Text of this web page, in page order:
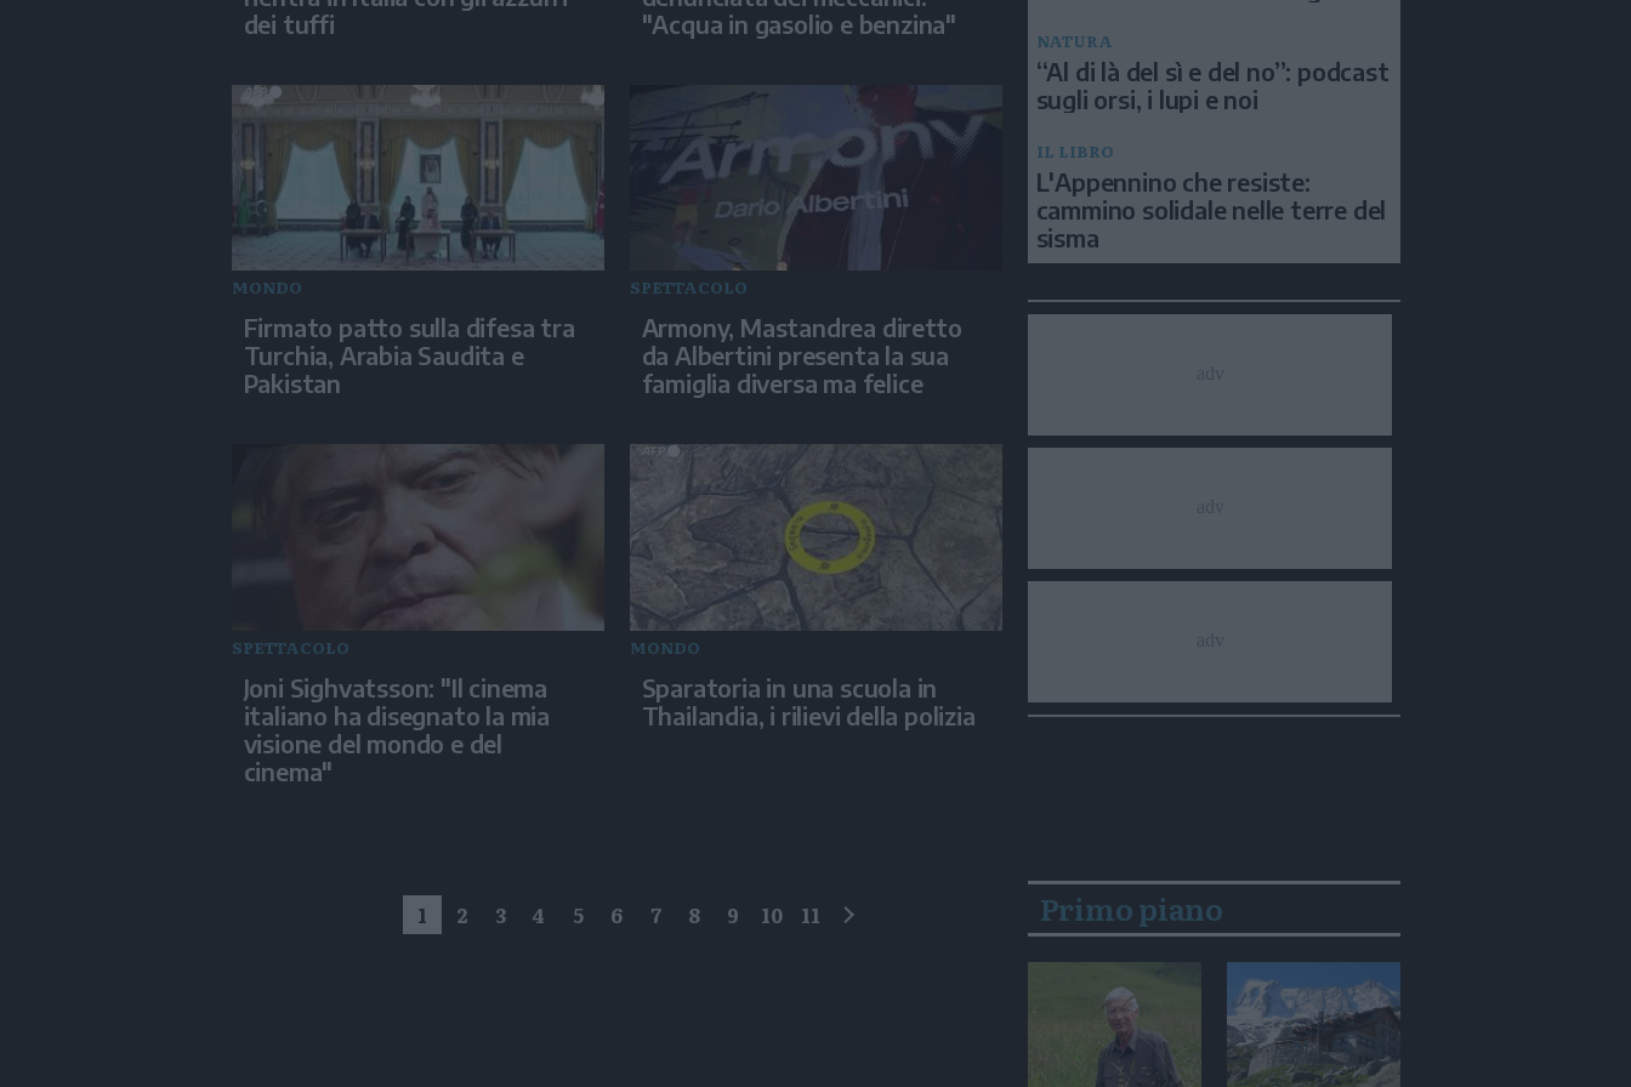
dei tuffi
"Acqua in gasolio e benzina"
MONDO
Firmato patto sulla difesa tra
Turchia, Arabia Saudita e
Pakistan
SPETTACOLO
Armony, Mastandrea diretto
da Albertini presenta la sua
famiglia diversa ma felice
SPETTACOLO
Joni Sighvatsson: "Il cinema
italiano ha disegnato la mia
visione del mondo e del
cinema"
MONDO
Sparatoria in una scuola in
Thailandia, i rilievi della polizia
1 2 3 4 5 6 7 8 9 10 11
NATURA
“Al di là del sì e del no”: podcast
sugli orsi, i lupi e noi
IL LIBRO
L'Appennino che resiste:
cammino solidale nelle terre del
sisma
Primo piano